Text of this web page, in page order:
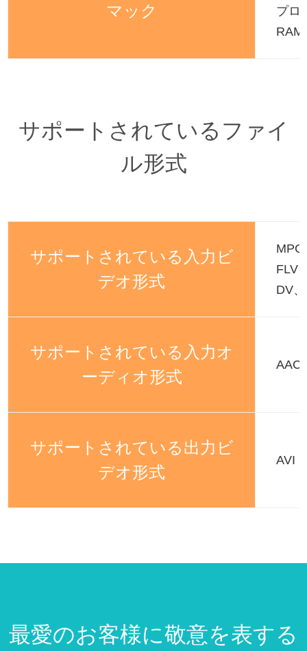
マック
プロ
RAM
サポートされているファイ
ル形式
サポートされている入力ビ
デオ形式
FLV
DV
サポートされている入力オ
ーディオ形式
AAC
サポートされている出力ビ
デオ形式
AVI
最愛のお客様に敬意を表する